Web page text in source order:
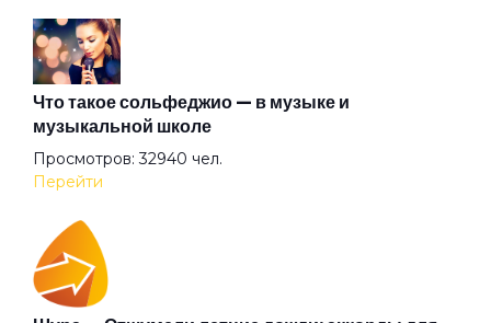
Герой
Герр Захер Мазох
Гильотины сечение
Гиперболоид
Что такое сольфеджио — в музыке и
музыкальной школе
Просмотров: 32940 чел.
Перейти